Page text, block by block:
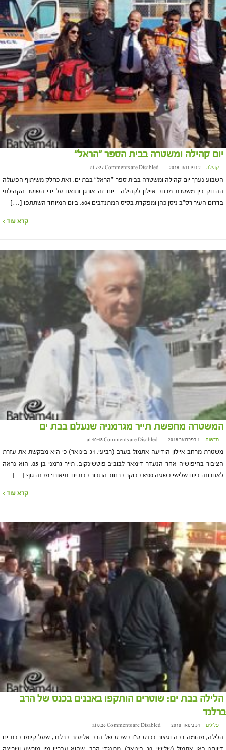
יום קהילה ומשטרה בבית הספר "הראל"
קהילה 2 בפברואר 2018 at 7:27 Comments are Disabled
השבוע נערך יום קהילה ומשטרה בבית ספר "הראל" בבת ים, זאת כחלק משיתוף הפעולה
ההדוק בין משטרת מרחב איילון לקהילה. יום זה אורגן ותואם על ידי השוטר הקהילתי
בדרום העיר רס"ב ניסן כהן ומפקדת בסיס המתנדבים 604. ביום המיוחד השתתפו […]
קרא עוד ›
המשטרה מחפשת תייר מגרמניה שנעלם בבת ים
חדשות 1 בפברואר 2018 at 10:18 Comments are Disabled
משטרת מרחב איילון הודיעה אתמול בערב (רביעי, 31 בינואר) כי היא מבקשת את עזרת
הציבור בחיפושיה אחר הנעדר דימאר לבוביב פוטשינקוב, תייר גרמני בן 85. הוא נראה
לאחרונה ביום שלישי בשעה 8:00 בבוקר ברחוב התבור בבת ים. תיאורו: מבנה גוף […]
קרא עוד ›
הלילה בבת ים: שוטרים הותקפו באבנים בכנס של הרב
ברלנד
פלילים 31 בינואר 2018 at 8:26 Comments are Disabled
הלילה, מהומה רבה ועצור בכנס ט"ו בשבט של הרב אליעזר ברלנד, שעל קיומו בבת ים